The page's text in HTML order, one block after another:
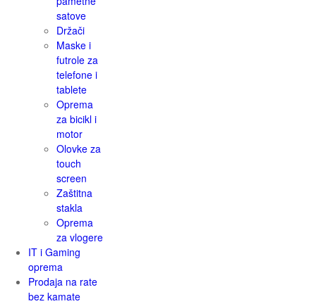
satove
Držači
Maske i
futrole za
telefone i
tablete
Oprema
za bicikl i
motor
Olovke za
touch
screen
Zaštitna
stakla
Oprema
za vlogere
IT i Gaming
oprema
Prodaja na rate
bez kamate